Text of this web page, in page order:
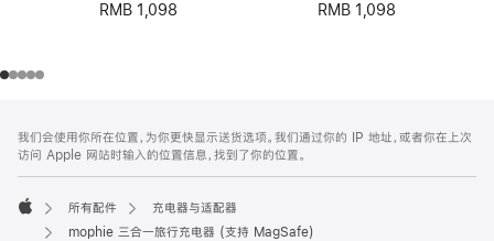
RMB 1,098
RMB 1,098
页
页
脚
注
我们会使用你所在位置，为你更快显示送货选项。我们通过你的 IP 地址，或者你在上次
访问 Apple 网站时输入的位置信息，找到了你的位置。
Apple
所有配件
充电器与适配器
mophie 三合一旅行充电器 (支持 MagSafe)